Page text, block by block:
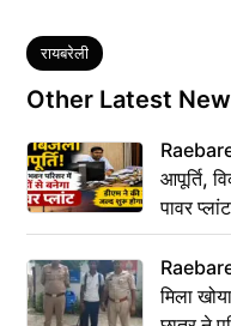
Tags
रायबरेली
Other Latest
आपूर्ति,
पावर प्लांट
मिला